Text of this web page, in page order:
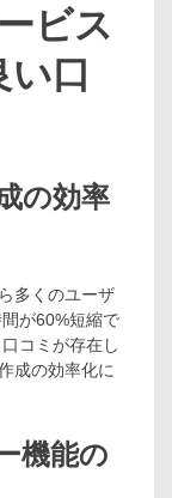
ビス
い口
の効率
多くのユーザ
が60%短縮で
コミが存在し
成の効率化に
機能の